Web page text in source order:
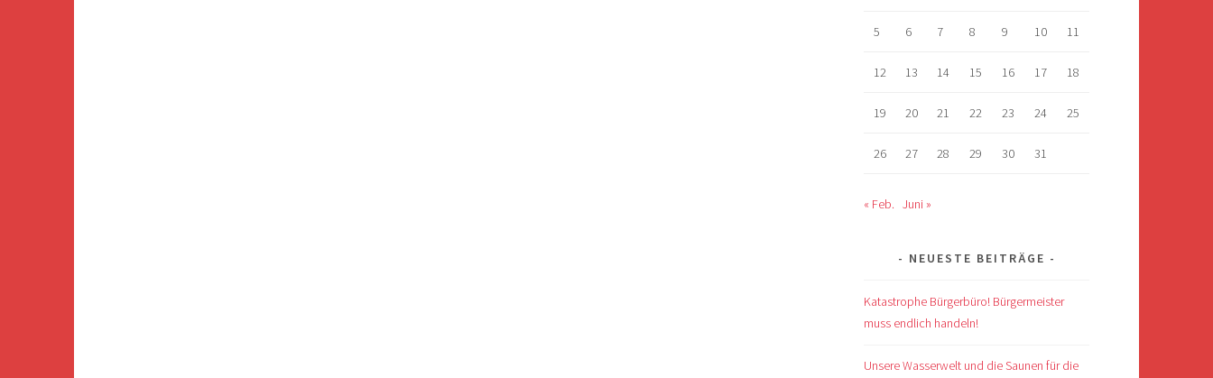
5 6 7 8 9 10 11
12 13 14 15 16 17 18
19 20 21 22 23 24 25
26 27 28 29 30 31
« Feb. Juni »
NEUESTE BEITRÄGE
Katastrophe Bürgerbüro! Bürgermeister
muss endlich handeln!
Unsere Wasserwelt und die Saunen für die